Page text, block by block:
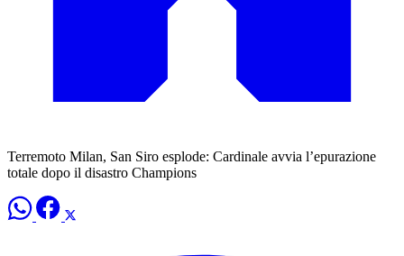
Terremoto Milan, San Siro esplode: Cardinale avvia l’epurazione
totale dopo il disastro Champions